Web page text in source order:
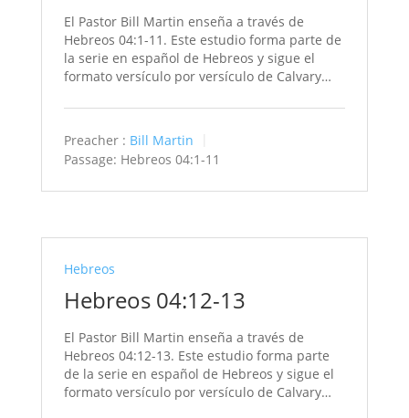
El Pastor Bill Martin enseña a través de
Hebreos 04:1-11. Este estudio forma parte de
la serie en español de Hebreos y sigue el
formato versículo por versículo de Calvary…
Preacher : Bill Martin
Passage: Hebreos 04:1-11
Hebreos
Hebreos 04:12-13
El Pastor Bill Martin enseña a través de
Hebreos 04:12-13. Este estudio forma parte
de la serie en español de Hebreos y sigue el
formato versículo por versículo de Calvary…